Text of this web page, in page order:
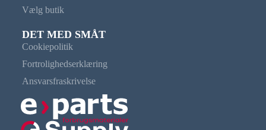
Vælg butik
DET MED SMÅT
Cookiepolitik
Fortrolighedserklæring
Ansvarsfraskrivelse